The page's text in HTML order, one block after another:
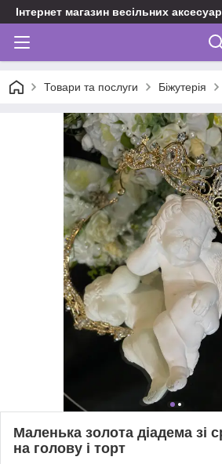
Інтернет магазин весільних
Товари та послуги Біжутерія
Маленька золота діадема зі
на голову і торт